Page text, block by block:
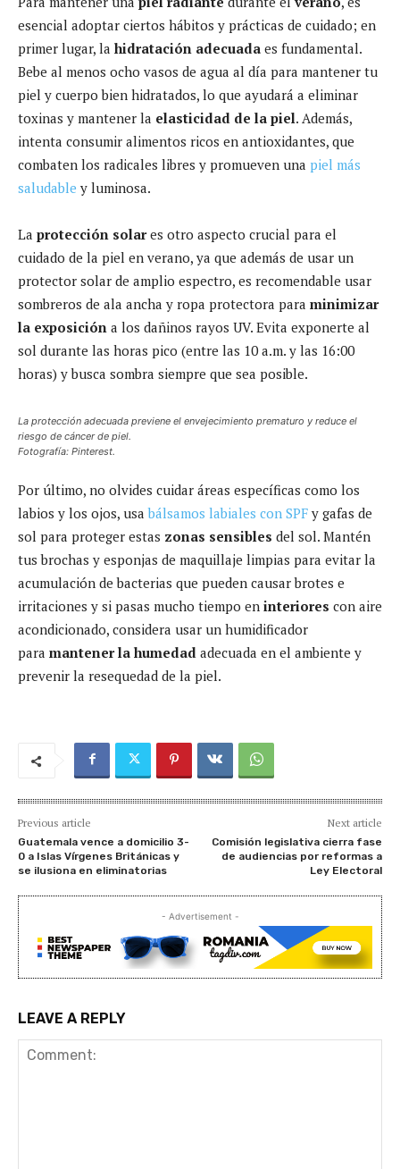
esencial adoptar ciertos hábitos y prácticas de cuidado; en
primer lugar, la hidratación adecuada es fundamental.
Bebe al menos ocho vasos de agua al día para mantener tu
piel y cuerpo bien hidratados, lo que ayudará a eliminar
toxinas y mantener la elasticidad de la piel. Además,
intenta consumir alimentos ricos en antioxidantes, que
combaten los radicales libres y promueven una piel más
saludable y luminosa.
La protección solares otro aspecto crucial para el
cuidado de la piel en verano, ya que además de usar un
protector solar de amplio espectro, es recomendable usar
sombreros de ala ancha y ropa protectora para minimizar
la exposición a los dañinos rayos UV. Evita exponerte al
sol durante las horas pico (entre las 10 a.m. y las 16:00
horas) y busca sombra siempre que sea posible.
La protección adecuada previene el envejecimiento prematuro y reduce el
riesgo de cáncer de piel.
Fotografía: Pinterest.
Por último, no olvides cuidar áreas específicas como los
labios y los ojos, usabálsamos labiales con SPF y gafas de
sol para proteger estas zonas sensibles del sol. Mantén
tus brochas y esponjas de maquillaje limpias para evitar la
acumulación de bacterias que pueden causar brotes e
irritaciones y si pasas mucho tiempo en interiores con aire
acondicionado, considera usar un humidificador
para mantener la humedad adecuada en el ambiente y
prevenir la resequedad de la piel.
Previous article
Guatemala vence a domicilio 3-
0 a Islas Vírgenes Británicas y
se ilusiona en eliminatorias
Next article
Comisión legislativa cierra fase
de audiencias por reformas a
Ley Electoral
- Advertisement -
LEAVE A REPLY